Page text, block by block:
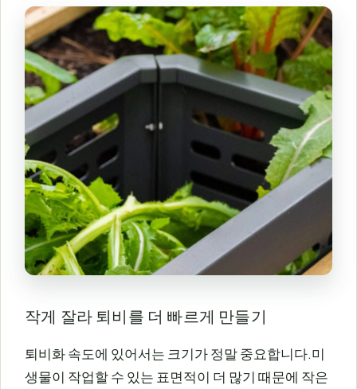
작게 잘라 퇴비를 더 빠르게 만들기
퇴비화 속도에 있어서는 크기가 정말 중요합니다.미
생물이 작업할 수 있는 표면적이 더 많기 때문에 작은